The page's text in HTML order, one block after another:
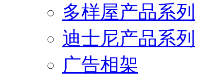
多样屋产品系列
迪士尼产品系列
广告相架